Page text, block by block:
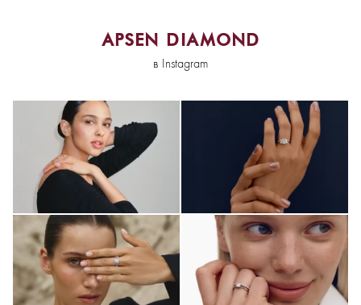
APSEN DIAMOND
в Instagram